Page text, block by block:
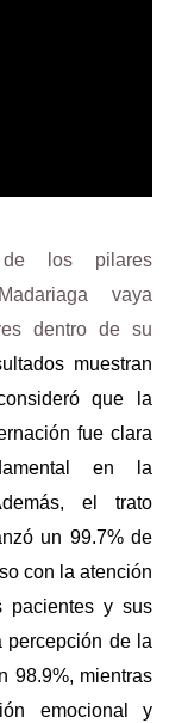
los pilares
vaya
dentro de su
muestran
que la
fue clara
en la
el trato
un 99.7% de
con la atención
pacientes y sus
percepción de la
98.9%, mientras
emocional y